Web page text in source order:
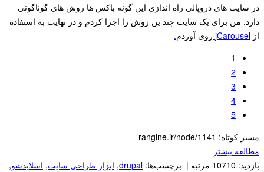
در سایت های دروپالی راه اندازی این گونه باکس ها روش های گوناگونی
دارد. من برای یک سایت چند ین روش را اجرا کردم و در نهایت به استفاده
از jCarousel روی آوردم.
1
2
3
4
5
مسیر کوتاه: rangine.ir/node/1141
مطالعه بیشتر
بازدید: 10710 مرتبه | برچسب‌ها:
drupal
, ابزار طراحی سایت, اسلایدشو,